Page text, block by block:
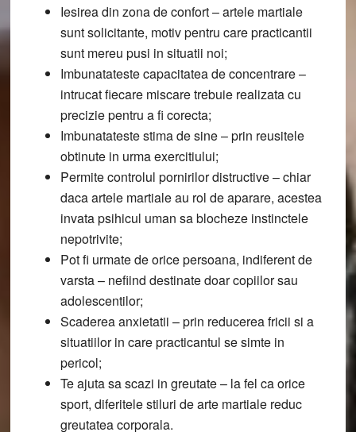
Iesirea din zona de confort– artele martiale
sunt solicitante, motiv pentru care practicantii
sunt mereu pusi in situatii noi;
Imbunatateste capacitatea de concentrare–
intrucat fiecare miscare trebuie realizata cu
precizie pentru a fi corecta;
Imbunatateste stima de sine– prin reusitele
obtinute in urma exercitiului;
Permite controlul pornirilor distructive– chiar
daca artele martiale au rol de aparare, acestea
invata psihicul uman sa blocheze instinctele
nepotrivite;
Pot fi urmate de orice persoana, indiferent de
varsta– nefiind destinate doar copiilor sau
adolescentilor;
Scaderea anxietatii – prin reducerea fricii si a
situatiilor in care practicantul se simte in
pericol;
Te ajuta sa scazi in greutate– la fel ca orice
sport, diferitele stiluri de arte martiale reduc
greutatea corporala.